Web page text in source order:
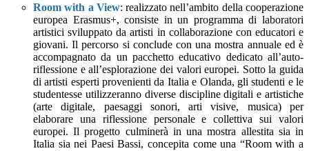
Room with a View: realizzato nell’ambito della cooperazione
europea Erasmus+, consiste in un programma di laboratori
artistici sviluppato da artisti in collaborazione con educatori e
giovani. Il percorso si conclude con una mostra annuale ed è
accompagnato da un pacchetto educativo dedicato all’auto-
riflessione e all’esplorazione dei valori europei. Sotto la guida
di artisti esperti provenienti da Italia e Olanda, gli studenti e le
studentesse utilizzeranno diverse discipline digitali e artistiche
(arte digitale, paesaggi sonori, arti visive, musica) per
elaborare una riflessione personale e collettiva sui valori
europei. Il progetto culminerà in una mostra allestita sia in
Italia sia nei Paesi Bassi, concepita come una “Room with a